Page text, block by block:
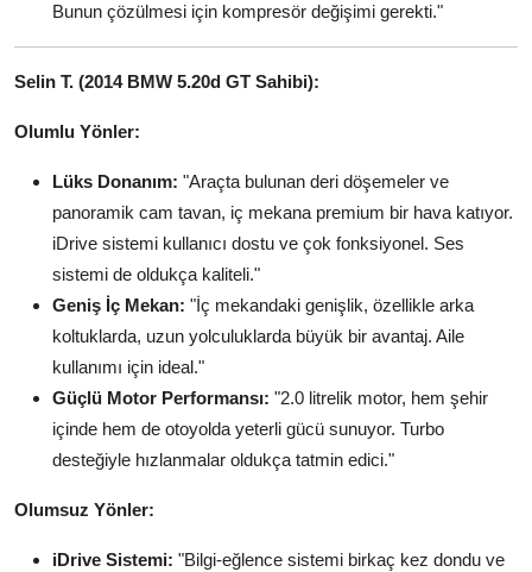
Bunun çözülmesi için kompresör değişimi gerekti."
Selin T. (2014 BMW 5.20d GT Sahibi):
Olumlu Yönler:
Lüks Donanım: "Araçta bulunan deri döşemeler ve
panoramik cam tavan, iç mekana premium bir hava katıyor.
iDrive sistemi kullanıcı dostu ve çok fonksiyonel. Ses
sistemi de oldukça kaliteli."
Geniş İç Mekan: "İç mekandaki genişlik, özellikle arka
koltuklarda, uzun yolculuklarda büyük bir avantaj. Aile
kullanımı için ideal."
Güçlü Motor Performansı: "2.0 litrelik motor, hem şehir
içinde hem de otoyolda yeterli gücü sunuyor. Turbo
desteğiyle hızlanmalar oldukça tatmin edici."
Olumsuz Yönler:
iDrive Sistemi: "Bilgi-eğlence sistemi birkaç kez dondu ve